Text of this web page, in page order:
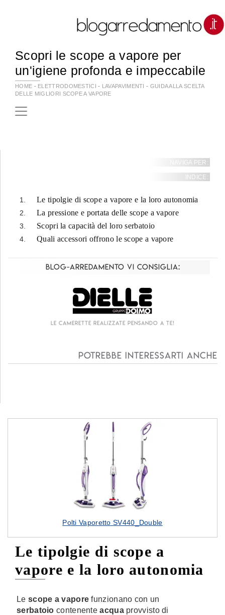
Scopri le scope a vapore per
un'igiene profonda e impeccabile
HOME - ELETTRODOMESTICI - LAVAPAVIMENTI - GUIDA ALLA SCELTA
DELLE MIGLIORI SCOPE A VAPORE
Polti Vaporetto SV440_Double
Le tipolgie di scope a
vapore e la loro autonomia
Le scope a vapore funzionano con un
serbatoio contenenteacquaprovvisto di
NAVIGA PER:
INDICE:
Le tipolgie di scope a vapore e la loro autonomia
La pressione e portata delle scope a vapore
Scopri la capacità del loro serbatoio
Quali accessori offrono le scope a vapore
Blog-Arredamento vi consiglia:
camerette realizzate pensando a te!
Potrebbe interessarti anche